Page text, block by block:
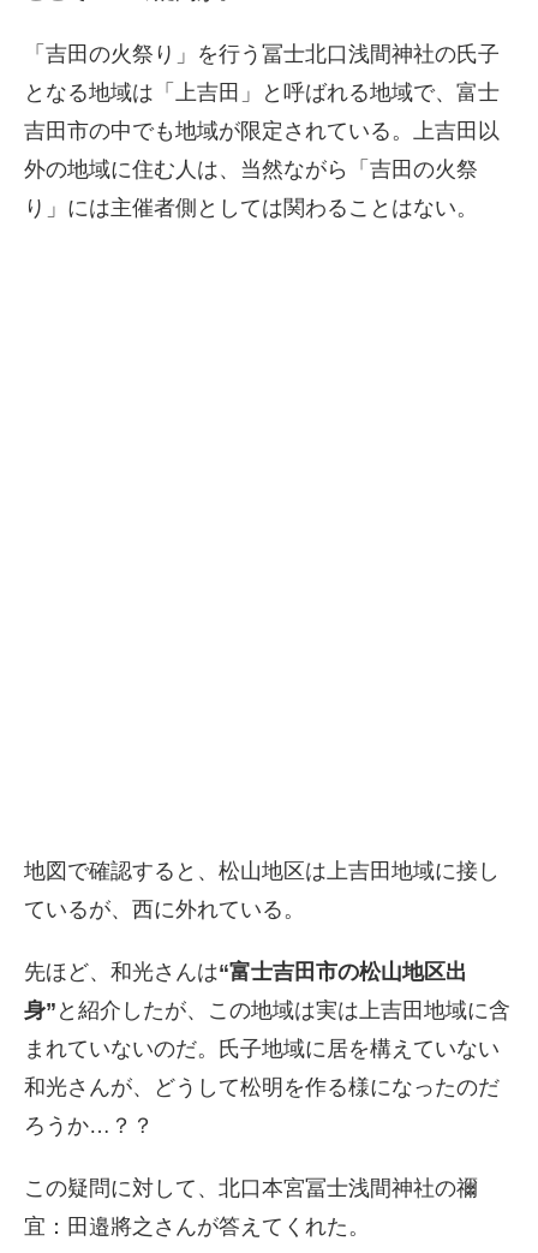
「吉田の火祭り」を行う冨士北口浅間神社の氏子
となる地域は「上吉田」と呼ばれる地域で、富士
吉田市の中でも地域が限定されている。上吉田以
外の地域に住む人は、当然ながら「吉田の火祭
り」には主催者側としては関わることはない。
地図で確認すると、松山地区は上吉田地域に接し
ているが、西に外れている。
先ほど、和光さんは“富士吉田市の松山地区出
身” と紹介したが、この地域は実は上吉田地域に含
まれていないのだ。氏子地域に居を構えていない
和光さんが、どうして松明を作る様になったのだ
ろうか…？？
この疑問に対して、北口本宮冨士浅間神社の禰
宜：田邉將之さんが答えてくれた。